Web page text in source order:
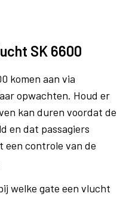
SK 6600
komen aan via
opwachten. Houd er
kan duren voordat de
en dat passagiers
een controle van de
welke gate een vlucht